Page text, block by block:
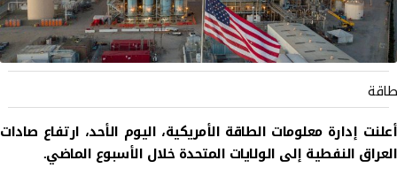
طاقة
أعلنت إدارة معلومات الطاقة الأمريكية، اليوم الأحد، ارتفاع صادات
العراق النفطية إلى الولايات المتحدة خلال الأسبوع الماضي.